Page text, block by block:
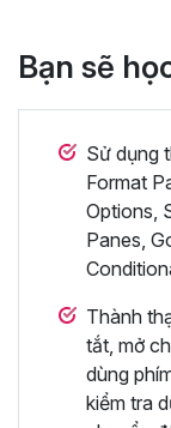
Bạn sẽ
Sử dụng
Format
Options,
Panes,
Thành
tắt, mở
dùng
kiểm tra